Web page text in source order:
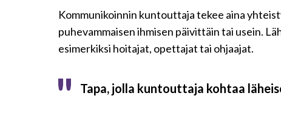
Kommunikoinnin kuntouttaja tekee aina
puhevammaisen ihmisen päivittäin tai usein.
esimerkiksi hoitajat, opettajat tai ohjaajat.
Tapa, jolla kuntouttaja kohtaa